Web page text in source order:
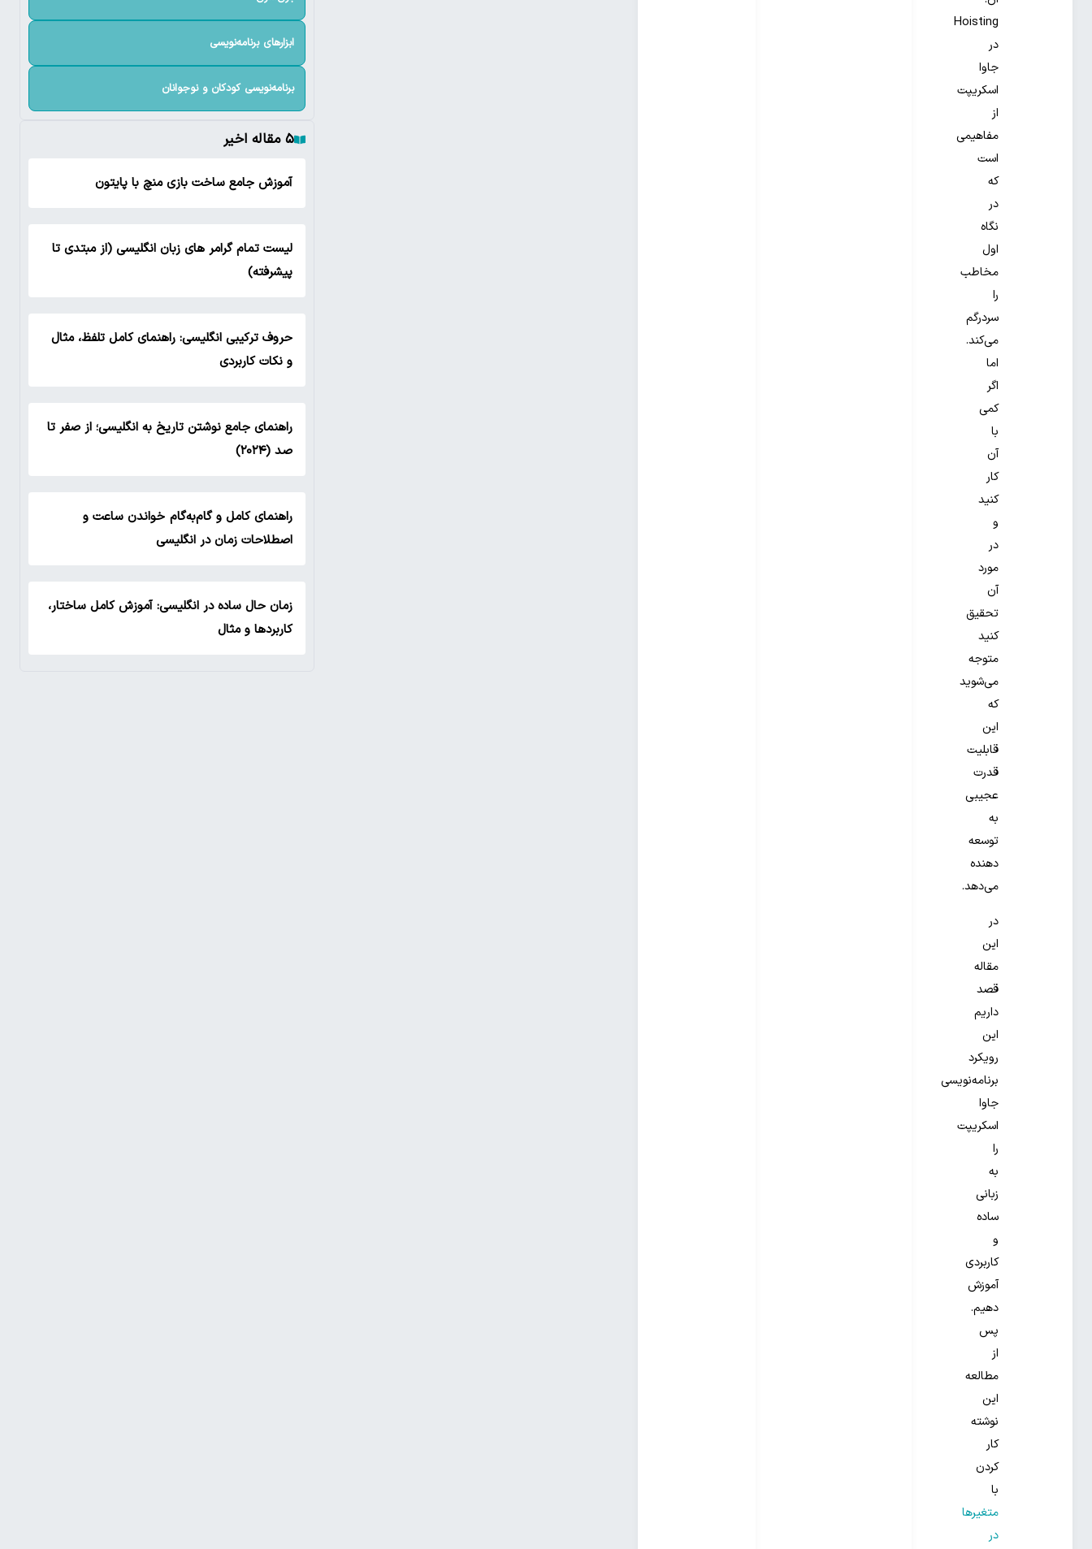
Hoisting
در
جاوا
اسکریپت
از
مفاهیمی
است
که
در
نگاه
اول
مخاطب
را
سردرگم
می‌کند.
اما
اگر
کمی
با
آن
کار
کنید
و
در
مورد
آن
تحقیق
کنید
متوجه
می‌شوید
که
این
قابلیت
قدرت
عجیبی
به
توسعه
دهنده
می‌دهد.
در
این
مقاله
قصد
داریم
این
رویکرد
برنامه‌نویسی
جاوا
اسکریپت
را
به
زبانی
ساده
و
کاربردی
آموزش
دهیم.
پس
از
مطالعه
این
نوشته
کار
کردن
با
متغیرها
در
ابزارهای برنامه‌نویسی
برنامه‌نویسی کودکان و نوجوانان
۵ مقاله اخیر
آموزش جامع ساخت بازی منچ با پایتون
لیست تمام گرامر های زبان انگلیسی (از مبتدی تا
پیشرفته)
حروف ترکیبی انگلیسی: راهنمای کامل تلفظ، مثال
و نکات کاربردی
راهنمای جامع نوشتن تاریخ به انگلیسی؛ از صفر تا
صد (۲۰۲۴)
راهنمای کامل و گام‌به‌گام خواندن ساعت و
اصطلاحات زمان در انگلیسی
زمان حال ساده در انگلیسی: آموزش کامل ساختار،
کاربردها و مثال